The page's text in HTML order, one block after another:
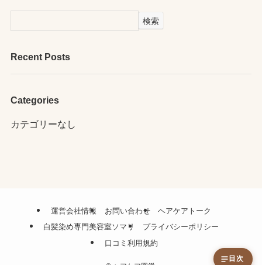
検索
Recent Posts
Categories
カテゴリーなし
運営会社情報 お問い合わせ
ヘアケアトーク
白髪染め専門美容室ソマリ
プライバシーポリシー
口コミ利用規約
目次